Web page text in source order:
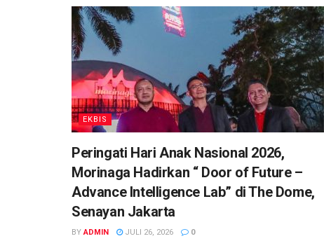
EKBIS
Peringati Hari Anak Nasional 2026,
Morinaga Hadirkan “ Door of Future –
Advance Intelligence Lab” di The Dome,
Senayan Jakarta
BY ADMIN JULI 26, 2026 0